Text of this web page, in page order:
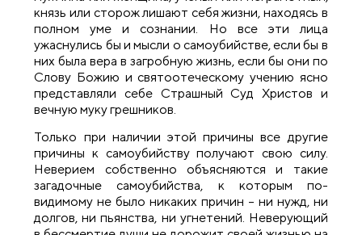
князь или сторож лишают себя жизни, находясь в
полном уме и сознании. Но все эти лица
ужаснулись бы и мысли о самоубийстве, если бы в
них была вера в загробную жизнь, если бы они по
Слову Божию и святоотеческому учению ясно
представляли себе Страшный Суд Христов и
вечную муку грешников.
Только при наличии этой причины все другие
причины к самоубийству получают свою силу.
Неверием собственно объясняются и такие
загадочные самоубийства, к которым по-
видимому не было никаких причин – ни нужд, ни
долгов, ни пьянства, ни угнетений. Неверующий